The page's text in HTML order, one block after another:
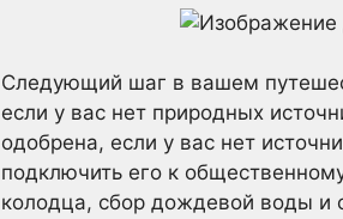
Следующий шаг в вашем
если у вас нет природных
одобрена, если у вас нет
подключить его к
колодца, сбор дождевой воды и